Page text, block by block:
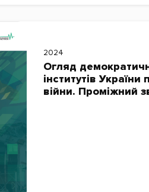
2024
Огляд
інститутів України
війни. Проміжний